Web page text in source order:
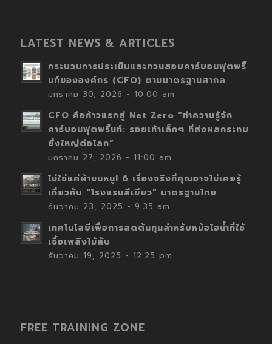
LATEST NEWS & ARTICLES
กระบวนการประเมินและทวนสอบคาร์บอนฟุตพริ้
นท์ขององค์กร (CFO) ตามมาตรฐานสากล
มกราคม 30, 2026 - 10:00 am
CFO คือก้าวแรกสู่ Net Zero “ทำความรู้จัก
คาร์บอนฟุตพริ้นท์: รอยเท้าเล็กๆ ที่ส่งผลกระทบ
ยิ่งใหญ่ต่อโลก”
มกราคม 27, 2026 - 11:00 am
ไม่ใช่แค่ผ้าขนหนู! 6 เรื่องจริงที่คุณอาจไม่เคยรู้
เกี่ยวกับ “โรงแรมสีเขียว” มาตรฐานไทย
ธันวาคม 23, 2025 - 9:35 am
เทคโนโลยีเพื่อการลดต้นทุนสำหรับหม้อไอน้ำที่ใช้
เชื้อเพลิงไม้สับ
ธันวาคม 19, 2025 - 12:25 pm
FREE TRAINING ZONE